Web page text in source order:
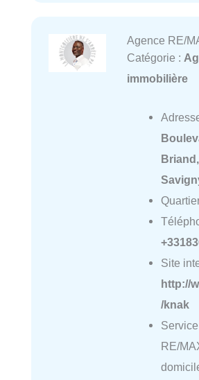
Agence RE/
Catégorie :
immobilière
Site
http://
/knak
RE/